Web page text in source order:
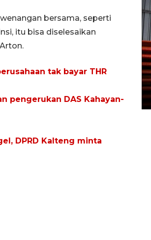
bersama, seperti
itu bisa diselesaikan
tak bayar THR
pengerukan DAS Kahayan-
DPRD Kalteng minta
di Kalimantan
2026 17:18 WIB